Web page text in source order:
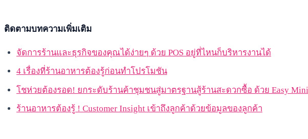
ติดตามบทความเพิ่มเติม
จัดการร้านและธุรกิจของคุณได้ง่ายๆ ด้วย POS อยู่ที่ไหนก็บริหารงานได้
4 เรื่องที่ร้านอาหารต้องรู้ก่อนทำโปรโมชัน
โชห่วยต้องรอด! ยกระดับร้านค้าชุมชนสู่มาตรฐานสู้ร้านสะดวกซื้อ ด้วย Easy Mini
ร้านอาหารต้องรู้ ! Customer Insight เข้าถึงลูกค้าด้วยข้อมูลของลูกค้า